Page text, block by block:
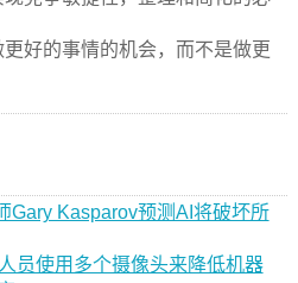
好的事情的机会，而不是做更
Gary Kasparov预测AI将破坏所
员使用多个摄像头来降低机器